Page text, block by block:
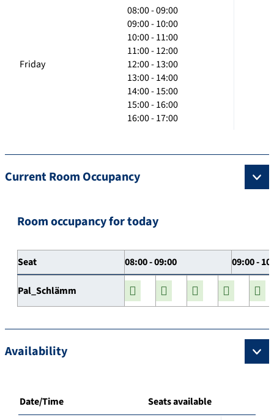
Friday
08:00 - 09:00
09:00 - 10:00
10:00 - 11:00
11:00 - 12:00
12:00 - 13:00
13:00 - 14:00
14:00 - 15:00
15:00 - 16:00
16:00 - 17:00
Current Room Occupancy
Room occupancy for today
Seat 08:00 - 09:00 09:00 -
Pal_Schlämm
Availability
Date/Time Seats available